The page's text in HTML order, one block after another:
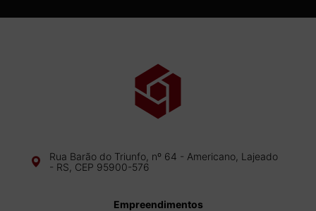
Rua Barão do Triunfo, nº 64 - Americano, Lajeado
- RS, CEP 95900-576
Empreendimentos